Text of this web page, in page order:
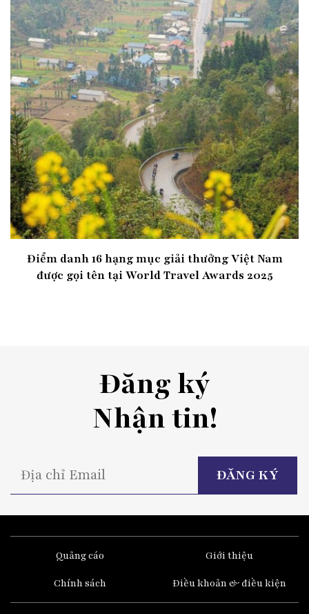
Điểm danh 16 hạng mục giải thưởng Việt Nam
được gọi tên tại World Travel Awards 2025
Đăng ký
Nhận tin!
Quảng cáo Giới thiệu
Chính sách Điều khoản & điều kiện